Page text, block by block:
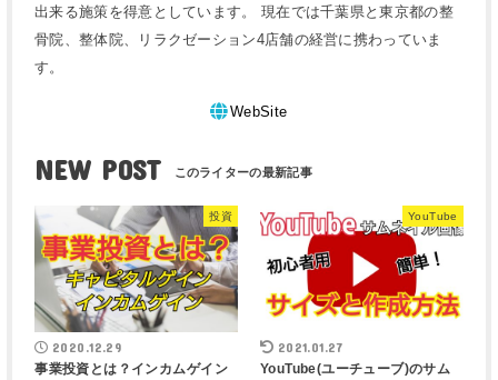
出来る施策を得意としています。 現在では千葉県と東京都の整
骨院、整体院、リラクゼーション4店舗の経営に携わっていま
す。
WebSite
NEW POST
投資
2020.12.29
事業投資とは？インカムゲイン
YouTube
2021.01.27
YouTube(ユーチューブ)のサム